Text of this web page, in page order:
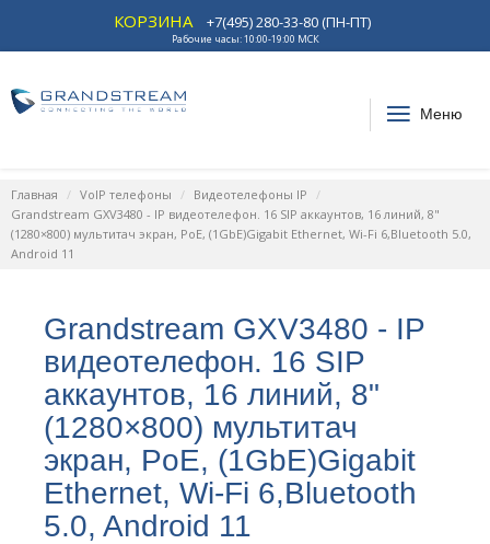
КОРЗИНА +7(495) 280-33-80 (ПН-ПТ)
Рабочие часы: 10:00-19:00 МСК
Меню
Главная VoIP телефоны
Видеотелефоны IP
Grandstream GXV3480 - IP видеотелефон. 16 SIP аккаунтов, 16 линий, 8"
(1280×800) мультитач экран, PoE, (1GbE)Gigabit Ethernet, Wi-Fi 6,Bluetooth 5.0,
Android 11
Grandstream GXV3480 - IP
видеотелефон. 16 SIP
аккаунтов, 16 линий, 8"
(1280×800) мультитач
экран, PoE, (1GbE)Gigabit
Ethernet, Wi-Fi 6,Bluetooth
5.0, Android 11